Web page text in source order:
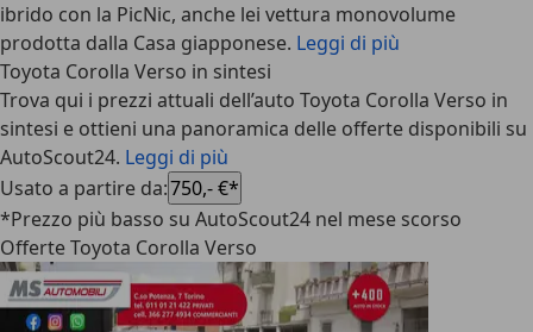
ibrido con la PicNic, anche lei vettura monovolume
prodotta dalla Casa giapponese. Leggi di più
Toyota Corolla Verso in sintesi
Trova qui i prezzi attuali dell’auto Toyota Corolla Verso in
sintesi e ottieni una panoramica delle offerte disponibili su
AutoScout24. Leggi di più
Usato a partire da:750,- €*
*Prezzo più basso su AutoScout24 nel mese scorso
Offerte Toyota Corolla Verso